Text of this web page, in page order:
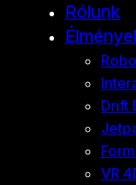
Rólunk
Drift
VR